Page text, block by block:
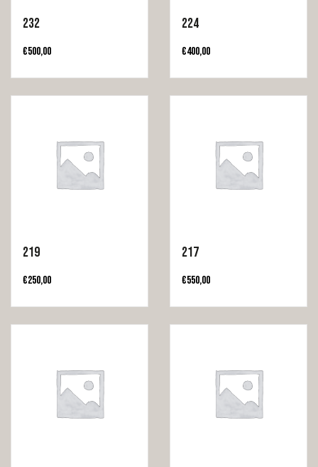
232
€500,00
224
€400,00
219
€250,00
217
€550,00